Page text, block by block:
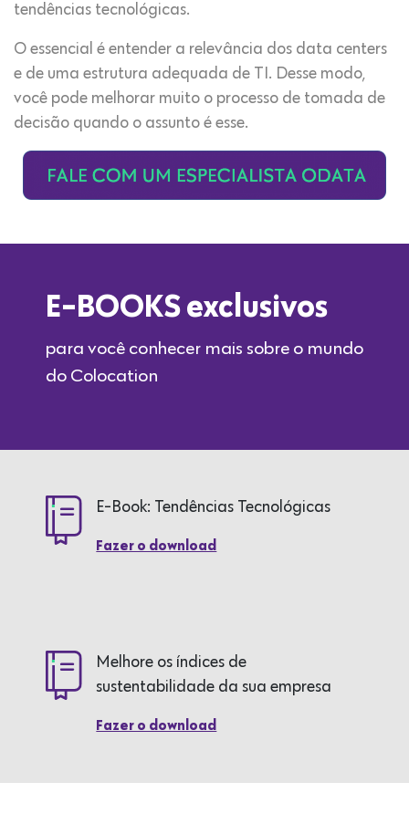
tendências tecnológicas.
O essencial é entender a relevância dos data centers
e de uma estrutura adequada de TI. Desse modo,
você pode melhorar muito o processo de tomada de
decisão quando o assunto é esse.
E-BOOKS exclusivos
para você conhecer mais sobre o mundo
do Colocation
E-Book: Tendências Tecnológicas
Fazer o download
Melhore os índices de
sustentabilidade da sua empresa
Fazer o download